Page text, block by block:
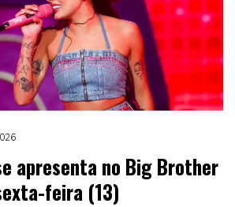
apresenta no Big Brother
feira (13)